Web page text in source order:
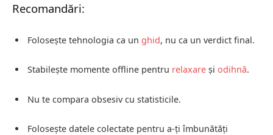
Recomandări:
Folosește tehnologia ca un ghid, nu ca un verdict final.
Stabilește momente offline pentru relaxare și odihnă.
Nu te compara obsesiv cu statisticile.
Folosește datele colectate pentru a-ți îmbunătăți